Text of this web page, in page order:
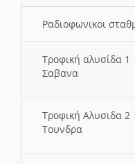
Ραδιοφωνικοι
Τροφική αλυσίδα 1
Σαβανα
Τροφική Αλυσιδα 2
Τουνδρα